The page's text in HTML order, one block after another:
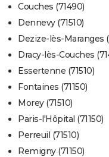
Couches (71490)
Dennevy (71510)
Dezize-lès-Maranges
Dracy-lès-Couches
Essertenne (71510)
Fontaines (71150)
Morey (71510)
Paris-l'Hôpital (71150)
Perreuil (71510)
Remigny (71150)